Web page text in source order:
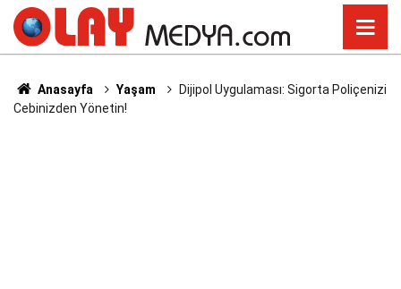
Anasayfa Yaşam
Dijipol Uygulaması: Sigorta Poliçenizi
Cebinizden Yönetin!